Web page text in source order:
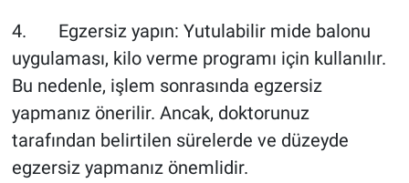
4. Egzersiz yapın: Yutulabilir mide balonu
uygulaması, kilo verme programı için kullanılır.
Bu nedenle, işlem sonrasında egzersiz
yapmanız önerilir. Ancak, doktorunuz
tarafından belirtilen sürelerde ve düzeyde
egzersiz yapmanız önemlidir.